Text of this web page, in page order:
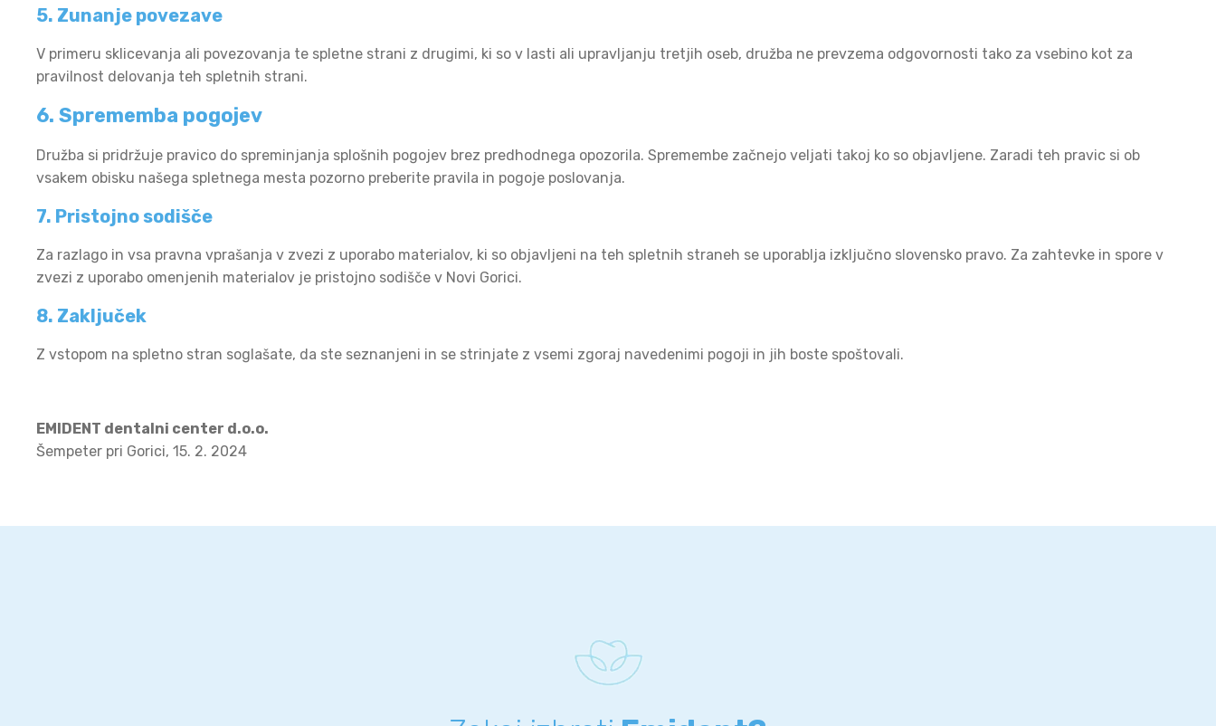
5. Zunanje povezave
V primeru sklicevanja ali povezovanja te spletne strani z drugimi, ki so v lasti ali upravljanju tretjih oseb, družba ne prevzema odgovornosti tako za vsebino kot za
pravilnost delovanja teh spletnih strani.
6. Sprememba pogojev
Družba si pridržuje pravico do spreminjanja splošnih pogojev brez predhodnega opozorila. Spremembe začnejo veljati takoj ko so objavljene. Zaradi teh pravic si ob
vsakem obisku našega spletnega mesta pozorno preberite pravila in pogoje poslovanja.
7. Pristojno sodišče
Za razlago in vsa pravna vprašanja v zvezi z uporabo materialov, ki so objavljeni na teh spletnih straneh se uporablja izključno slovensko pravo. Za zahtevke in spore v
zvezi z uporabo omenjenih materialov je pristojno sodišče v Novi Gorici.
8. Zaključek
Z vstopom na spletno stran soglašate, da ste seznanjeni in se strinjate z vsemi zgoraj navedenimi pogoji in jih boste spoštovali.
EMIDENT dentalni center d.o.o.
Šempeter pri Gorici, 15. 2. 2024